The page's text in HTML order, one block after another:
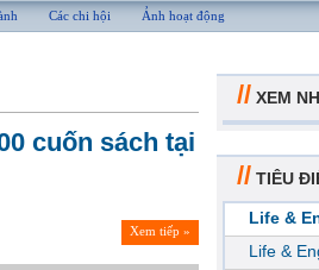
Các chi hội Ảnh hoạt động
cuốn sách tại
Xem tiếp »
// XEM
// TIÊU
Life &
Life &